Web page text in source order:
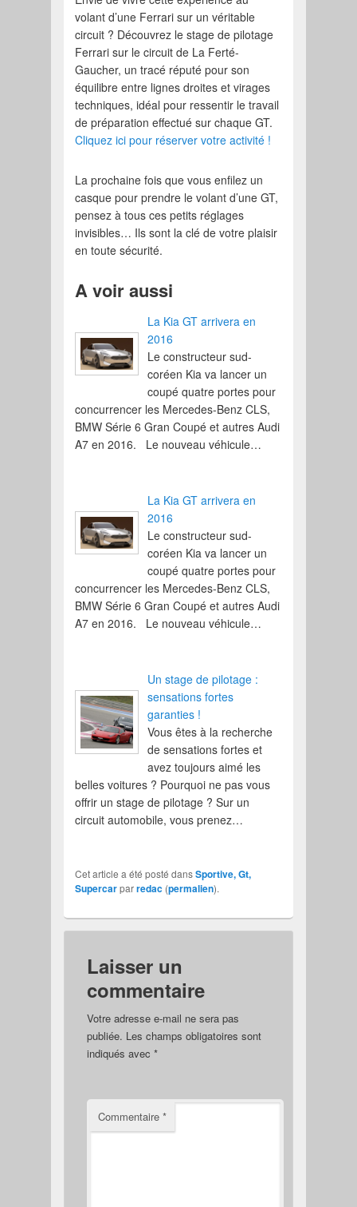
volant d’une Ferrari sur un véritable
circuit ? Découvrez le stage de pilotage
Ferrari sur le circuit de La Ferté-
Gaucher, un tracé réputé pour son
équilibre entre lignes droites et virages
techniques, idéal pour ressentir le travail
de préparation effectué sur chaque GT.
Cliquez ici pour réserver votre activité !
La prochaine fois que vous enfilez un
casque pour prendre le volant d’une GT,
pensez à tous ces petits réglages
invisibles… Ils sont la clé de votre plaisir
en toute sécurité.
A voir aussi
La Kia GT arrivera en
2016
Le constructeur sud-
coréen Kia va lancer un
coupé quatre portes pour
concurrencer les Mercedes-Benz CLS,
BMW Série 6 Gran Coupé et autres Audi
A7 en 2016. Le nouveau véhicule…
La Kia GT arrivera en
2016
Le constructeur sud-
coréen Kia va lancer un
coupé quatre portes pour
concurrencer les Mercedes-Benz CLS,
BMW Série 6 Gran Coupé et autres Audi
A7 en 2016. Le nouveau véhicule…
Un stage de pilotage :
sensations fortes
garanties !
Vous êtes à la recherche
de sensations fortes et
avez toujours aimé les
belles voitures ? Pourquoi ne pas vous
offrir un stage de pilotage ? Sur un
circuit automobile, vous prenez…
Cet article a été posté dansSportive, Gt,
Supercarparredac (permalien).
Laisser un
commentaire
Votre adresse e-mail ne sera pas
publiée. Les champs obligatoires sont
indiqués avec *
Commentaire *